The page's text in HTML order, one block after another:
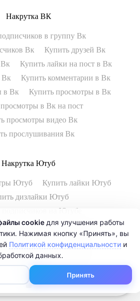
Накрутка ВК
в группу Вк
Вк
Купить друзей Вк
Купить лайки на пост в Вк
Вк
Купить комментарии в Вк
в Вк
Купить просмотры в Вк
в Вк на пост
просмотры видео Вк
прослушивания Вк
Накрутка Ютуб
Ютуб
Купить лайки Ютуб
дизлайки Ютуб
на Ютубе
Купить комментарии Ютуб
просмотров на Ютуб
шортс на Ютуб
репосты Ютуб
cookie для улучшения работы
Нажимая кнопку «Принять», вы
Политикой конфиденциальностии
данных.
Принять